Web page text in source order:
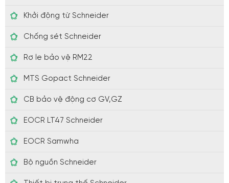
Khởi động từ Schneider
Chống sét Schneider
Rơ le bảo vệ RM22
MTS Gopact Schneider
CB bảo vệ động cơ GV,GZ
EOCR LT47 Schneider
EOCR Samwha
Bộ nguồn Schneider